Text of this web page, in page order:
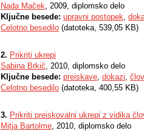
Nada Maček, 2009, diplomsko delo
Ključne besede: upravni postopek,
Celotno besedilo (datoteka, 539,05 KB)
2. Prikriti ukrepi
Sabina Brkič, 2010, diplomsko delo
Ključne besede: preiskave, dokazi,
Celotno besedilo (datoteka, 400,55 KB)
3. Prikriti preiskovalni ukrepi z vidika
Mitja Bartolme, 2010, diplomsko delo